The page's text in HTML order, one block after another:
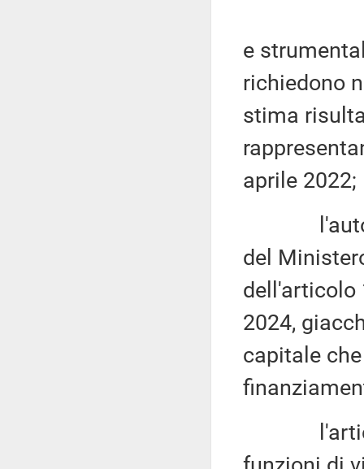
e
richiedono
stima
aprile 2022;
del
dell'articolo
2024,
capitale
l'articolo